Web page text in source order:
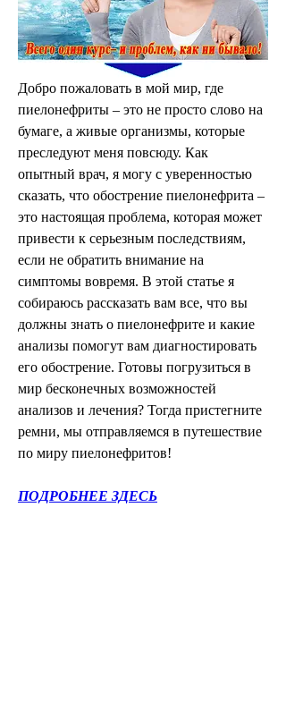
Добро пожаловать в мой мир, где
пиелонефриты – это не просто слово на
бумаге, а живые организмы, которые
преследуют меня повсюду. Как
опытный врач, я могу с уверенностью
сказать, что обострение пиелонефрита –
это настоящая проблема, которая может
привести к серьезным последствиям,
если не обратить внимание на
симптомы вовремя. В этой статье я
собираюсь рассказать вам все, что вы
должны знать о пиелонефрите и какие
анализы помогут вам диагностировать
его обострение. Готовы погрузиться в
мир бесконечных возможностей
анализов и лечения? Тогда пристегните
ремни, мы отправляемся в путешествие
по миру пиелонефритов!
ПОДРОБНЕЕ ЗДЕСЬ